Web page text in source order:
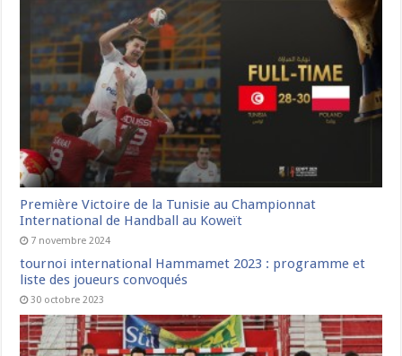
Première Victoire de la Tunisie au Championnat
International de Handball au Koweït
7 novembre 2024
tournoi international Hammamet 2023 : programme et
liste des joueurs convoqués
30 octobre 2023